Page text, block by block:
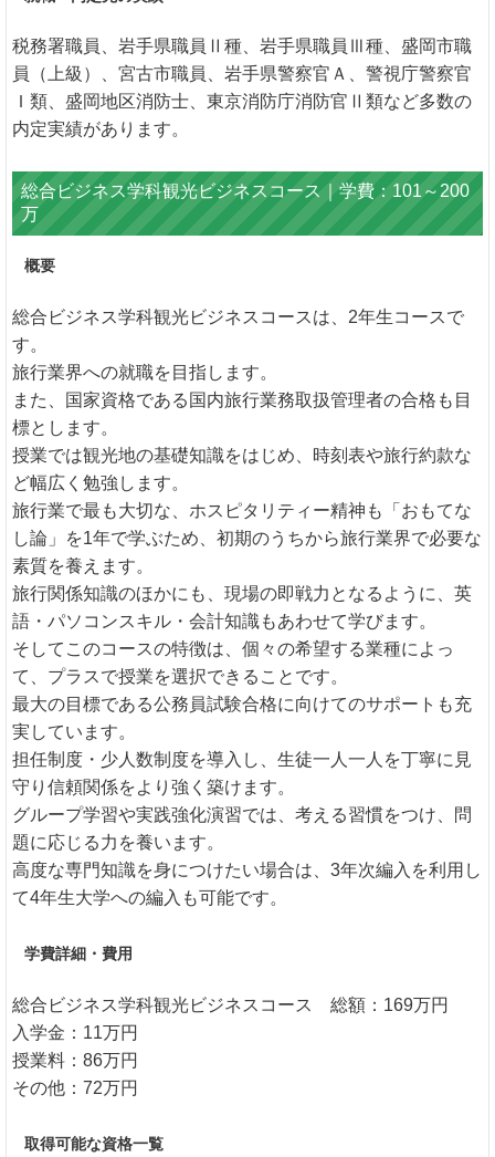
税務署職員、岩手県職員Ⅱ種、岩手県職員Ⅲ種、盛岡市職
員（上級）、宮古市職員、岩手県警察官Ａ、警視庁警察官
Ｉ類、盛岡地区消防士、東京消防庁消防官Ⅱ類など多数の
内定実績があります。
総合ビジネス学科観光ビジネスコース｜学費：101～200
万
概要
総合ビジネス学科観光ビジネスコースは、2年生コースで
す。
旅行業界への就職を目指します。
また、国家資格である国内旅行業務取扱管理者の合格も目
標とします。
授業では観光地の基礎知識をはじめ、時刻表や旅行約款な
ど幅広く勉強します。
旅行業で最も大切な、ホスピタリティー精神も「おもてな
し論」を1年で学ぶため、初期のうちから旅行業界で必要な
素質を養えます。
旅行関係知識のほかにも、現場の即戦力となるように、英
語・パソコンスキル・会計知識もあわせて学びます。
そしてこのコースの特徴は、個々の希望する業種によっ
て、プラスで授業を選択できることです。
最大の目標である公務員試験合格に向けてのサポートも充
実しています。
担任制度・少人数制度を導入し、生徒一人一人を丁寧に見
守り信頼関係をより強く築けます。
グループ学習や実践強化演習では、考える習慣をつけ、問
題に応じる力を養います。
高度な専門知識を身につけたい場合は、3年次編入を利用し
て4年生大学への編入も可能です。
学費詳細・費用
総合ビジネス学科観光ビジネスコース 総額：169万円
入学金：11万円
授業料：86万円
その他：72万円
取得可能な資格一覧